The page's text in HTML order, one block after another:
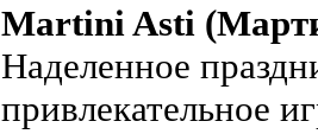
Martini Asti
Наделенное
привлекательное